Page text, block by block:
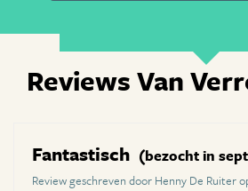
Reviews Van
Fantastisch (bezocht in
Review geschreven door Henny De Ruiter